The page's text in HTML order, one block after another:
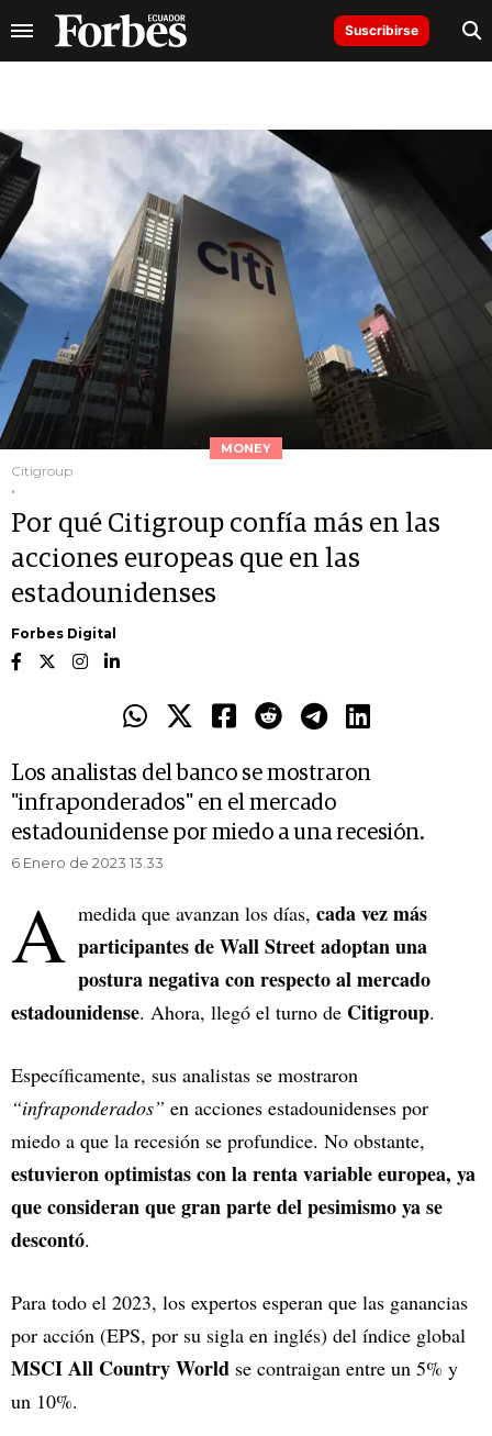
Suscribirse
MONEY
Citigroup
.
Por qué Citigroup confía más en las
acciones europeas que en las
estadounidenses
Forbes Digital
Los analistas del banco se mostraron
"infraponderados" en el mercado
estadounidense por miedo a una recesión.
6 Enero de 2023 13.33
A medida que avanzan los días, cada vez más
participantes de Wall Street adoptan una
postura negativa con respecto al mercado
estadounidense. Ahora, llegó el turno de Citigroup.
Específicamente, sus analistas se mostraron
“infraponderados” en acciones estadounidenses por
miedo a que la recesión se profundice. No obstante,
estuvieron optimistas con la renta variable europea, ya
que consideran que gran parte del pesimismo ya se
descontó.
Para todo el 2023, los expertos esperan que las ganancias
por acción (EPS, por su sigla en inglés) del índice global
MSCI All Country World se contraigan entre un 5% y
un 10%.